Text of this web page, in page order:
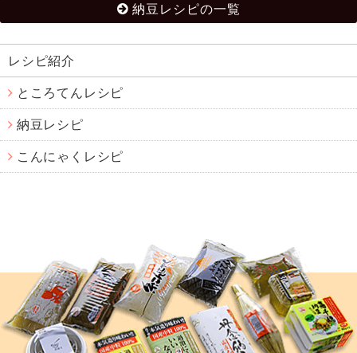
納豆レシピの一覧
レシピ紹介
ところてんレシピ
納豆レシピ
こんにゃくレシピ